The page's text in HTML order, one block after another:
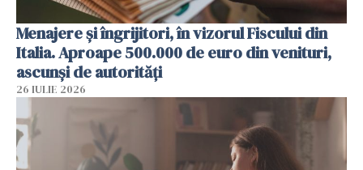
Menajere și îngrijitori, în vizorul Fiscului din
Italia. Aproape 500.000 de euro din venituri,
ascunși de autorități
26 IULIE 2026